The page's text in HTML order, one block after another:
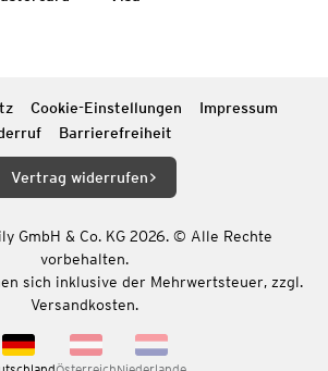
Cookie-Einstellungen
Impressum
Barrierefreiheit
Vertrag widerrufen
GmbH & Co. KG 2026. © Alle Rechte
vorbehalten.
sich inklusive der Mehrwertsteuer, zzgl.
Versandkosten.